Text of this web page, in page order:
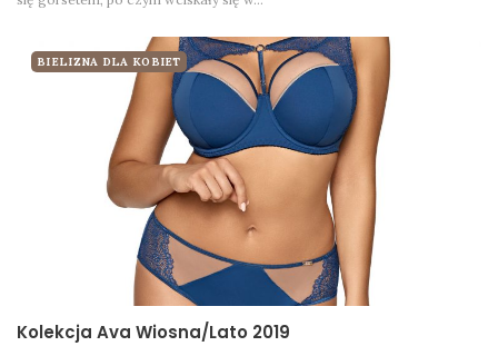
BIELIZNA DLA KOBIET
Kolekcja Ava Wiosna/Lato 2019